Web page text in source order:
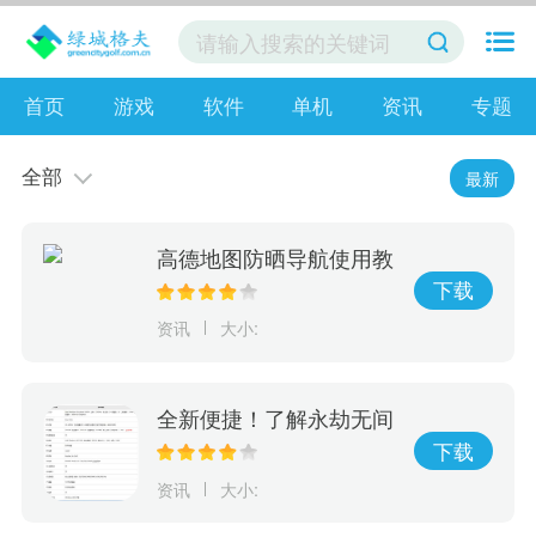
首页 游戏 软件 单机 资讯 专题
全部 最新
高德地图防晒导航使用教
程
资讯 大小:
下载
全新便捷！了解永劫无间
地图机制及详情！
资讯 大小:
下载